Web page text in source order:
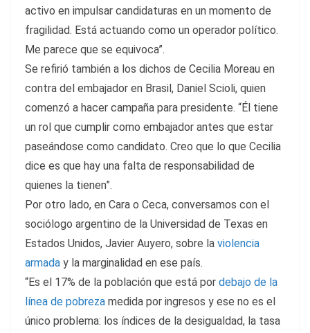
activo en impulsar candidaturas en un momento de
fragilidad. Está actuando como un operador político.
Me parece que se equivoca”.
Se refirió también a los dichos de Cecilia Moreau en
contra del embajador en Brasil, Daniel Scioli, quien
comenzó a hacer campaña para presidente. “Él tiene
un rol que cumplir como embajador antes que estar
paseándose como candidato. Creo que lo que Cecilia
dice es que hay una falta de responsabilidad de
quienes la tienen”.
Por otro lado, en Cara o Ceca, conversamos con el
sociólogo argentino de la Universidad de Texas en
Estados Unidos, Javier Auyero, sobre la violencia
armada y la marginalidad en ese país.
“Es el 17% de la población que está por debajo de la
línea de pobreza medida por ingresos y ese no es el
único problema: los índices de la desigualdad, la tasa